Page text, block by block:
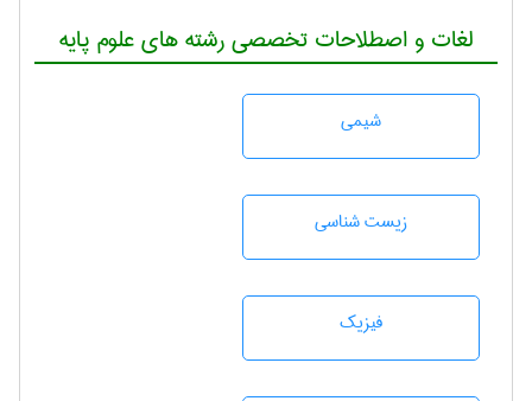
لغات و اصطلاحات تخصصی رشته های علوم پایه
شيمی
زيست شناسی
فیزیک